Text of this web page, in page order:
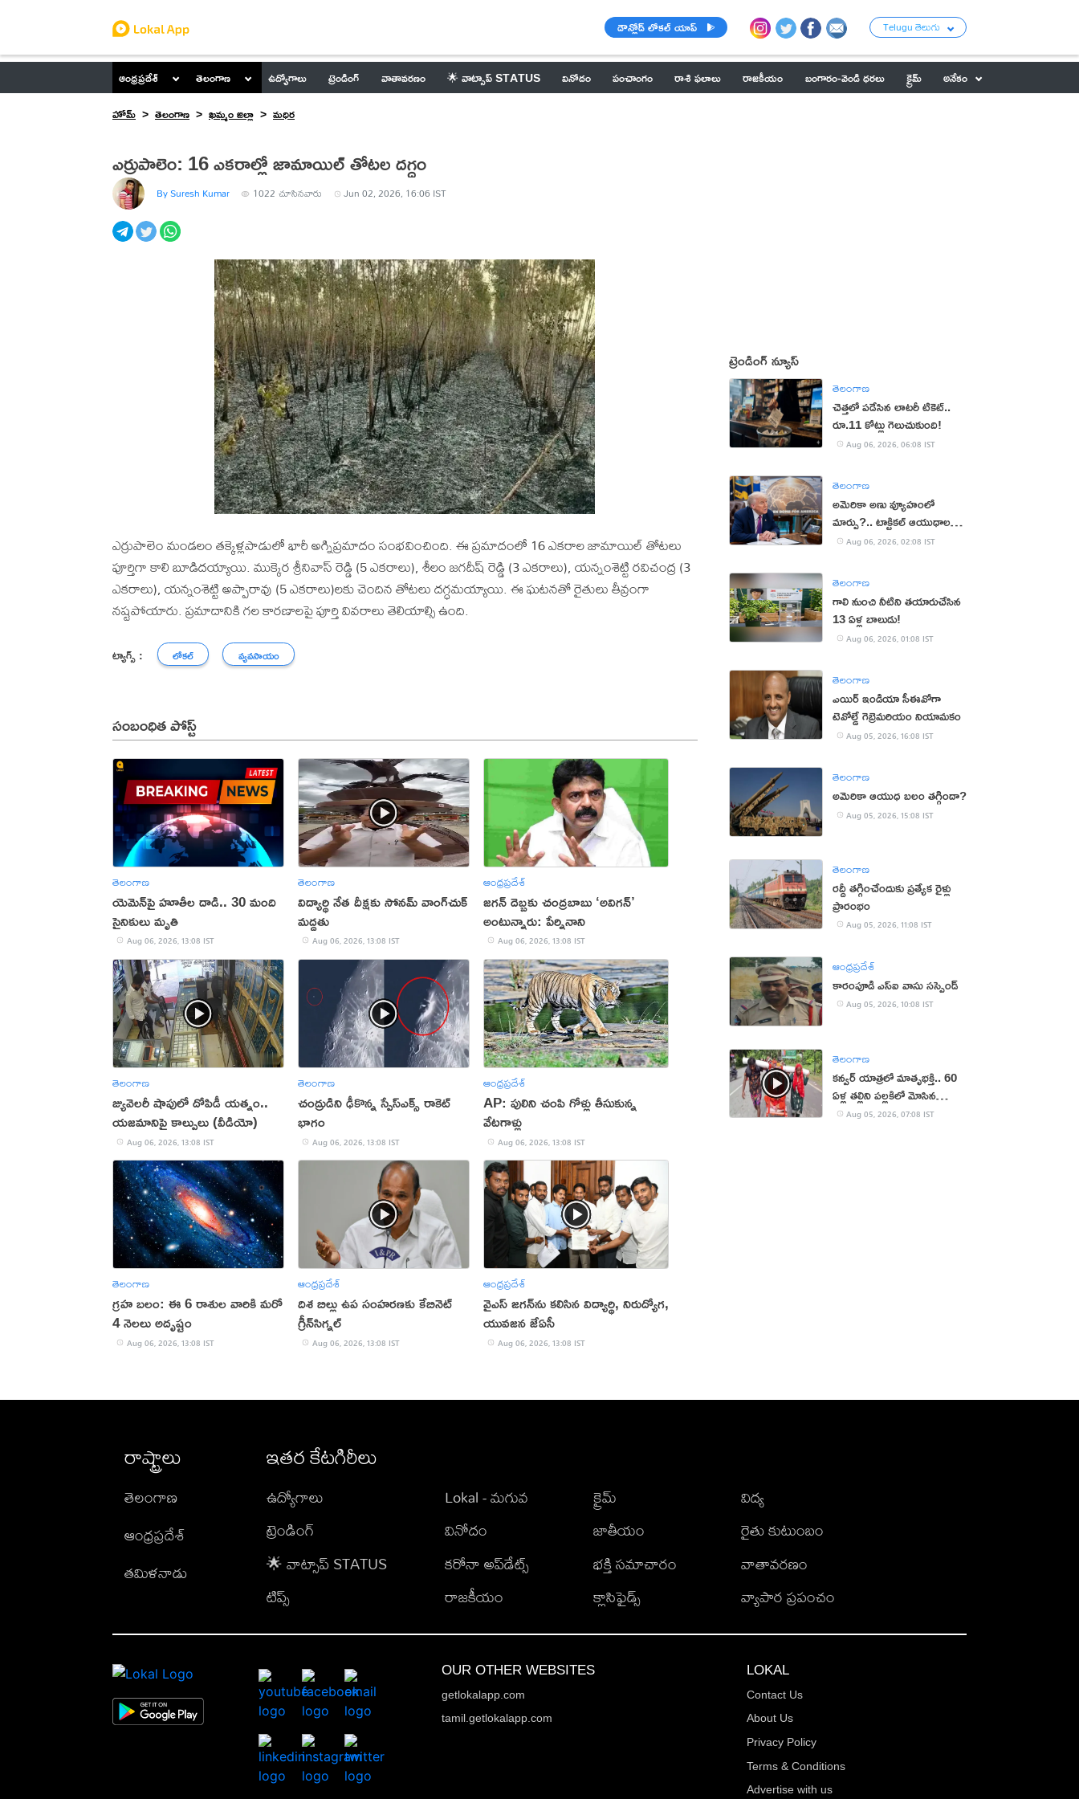
డౌన్లోడ్ లోకల్ యాప్ Telugu తెలుగు
ఆంధ్రప్రదేశ్ తెలంగాణ ఉద్యోగాలు ట్రెండింగ్ వాతావరణం 🌟 వాట్సాప్ STATUS వినోదం పంచాంగం రాశి ఫలాలు రాజకీయం బంగారం-వెండి ధరలు క్రైమ్
అనేకం
హోమ్
తెలంగాణ ఖమ్మం జిల్లా మధిర
ఎర్రుపాలెం: 16 ఎకరాల్లో జామాయిల్ తోటల దగ్ధం
By Suresh Kumar 1022 చూసినవారు Jun 02, 2026, 16:06 IST
ఎర్రుపాలెం మండలం తక్కెళ్లపాడులో భారీ అగ్నిప్రమాదం సంభవించింది. ఈ ప్రమాదంలో 16 ఎకరాల జామాయిల్ తోటలు
పూర్తిగా కాలి బూడిదయ్యాయి. ముక్కెర శ్రీనివాస్ రెడ్డి (5 ఎకరాలు), శీలం జగదీష్ రెడ్డి (3 ఎకరాలు), యన్నంశెట్టి రవిచంద్ర (3
ఎకరాలు), యన్నంశెట్టి అప్పారావు (5 ఎకరాలు)లకు చెందిన తోటలు దగ్ధమయ్యాయి. ఈ ఘటనతో రైతులు తీవ్రంగా
నష్టపోయారు. ప్రమాదానికి గల కారణాలపై పూర్తి వివరాలు తెలియాల్సి ఉంది.
ట్యాగ్స్ : లోకల్ వ్యవసాయం
సంబంధిత పోస్ట్
తెలంగాణ
యెమెన్‌పై హూతీల దాడి.. 30 మంది
సైనికులు మృతి
Aug 06, 2026, 13:08 IST
తెలంగాణ
విద్యార్థి నేత దీక్షకు సోనమ్ వాంగ్‌చుక్
మద్దతు
Aug 06, 2026, 13:08 IST
ఆంధ్రప్రదేశ్
జగన్ దెబ్బకు చంద్రబాబు ‘అవిగన్’
అంటున్నారు: పేర్నినాని
Aug 06, 2026, 13:08 IST
తెలంగాణ
జ్యువెలరీ షాపులో దోపిడీ యత్నం..
యజమానిపై కాల్పులు (వీడియో)
Aug 06, 2026, 13:08 IST
తెలంగాణ
చంద్రుడిని ఢీకొన్న స్పేస్‌ఎక్స్ రాకెట్
భాగం
Aug 06, 2026, 13:08 IST
ఆంధ్రప్రదేశ్
AP: పులిని చంపి గోళ్లు తీసుకున్న
వేటగాళ్లు
Aug 06, 2026, 13:08 IST
తెలంగాణ
గ్రహ బలం: ఈ 6 రాశుల వారికి మరో
4 నెలలు అదృష్టం
Aug 06, 2026, 13:08 IST
ఆంధ్రప్రదేశ్
దిశ బిల్లు ఉప సంహ‌ర‌ణ‌కు కేబినెట్
గ్రీన్‌సిగ్న‌ల్‌
Aug 06, 2026, 13:08 IST
ఆంధ్రప్రదేశ్
వైఎస్‌ జగన్‌ను కలిసిన విద్యార్థి, నిరుద్యోగ,
యువజన జేఏసీ
Aug 06, 2026, 13:08 IST
ట్రెండింగ్ న్యూస్
తెలంగాణ
చెత్తలో పడేసిన లాటరీ టికెట్..
రూ.11 కోట్లు గెలుచుకుంది!
Aug 06, 2026, 06:08 IST
తెలంగాణ
అమెరికా అణు వ్యూహంలో
మార్పు?.. టాక్టికల్ ఆయుధాలకు
ప్రాధాన్యం!
Aug 06, 2026, 02:08 IST
తెలంగాణ
గాలి నుంచి నీటిని తయారుచేసిన
13 ఏళ్ల బాలుడు!
Aug 06, 2026, 01:08 IST
తెలంగాణ
ఎయిర్ ఇండియా సీఈవోగా
టెవోల్డే గెబ్రెమరియం నియామకం
Aug 05, 2026, 16:08 IST
తెలంగాణ
అమెరికా ఆయుధ బలం తగ్గిందా?
Aug 05, 2026, 15:08 IST
తెలంగాణ
రద్దీ తగ్గించేందుకు ప్రత్యేక రైళ్లు
ప్రారంభం
Aug 05, 2026, 11:08 IST
ఆంధ్రప్రదేశ్
కారంపూడి ఎస్ఐ వాసు స‌స్పెండ్‌
Aug 05, 2026, 10:08 IST
తెలంగాణ
కన్వర్ యాత్రలో మాతృభక్తి.. 60
ఏళ్ల తల్లిని పల్లకిలో మోసిన
కొడుకు, కోడలు!
Aug 05, 2026, 07:08 IST
రాష్ట్రాలు
తెలంగాణ
ఆంధ్రప్రదేశ్
తమిళనాడు
ఇతర కేటగిరీలు
ఉద్యోగాలు
ట్రెండింగ్
🌟 వాట్సాప్ STATUS
టిప్స్
Lokal - మగువ
వినోదం
కరోనా అప్‌డేట్స్
రాజకీయం
క్రైమ్
జాతీయం
భక్తి సమాచారం
క్లాసిఫైడ్స్
విద్య
రైతు కుటుంబం
వాతావరణం
వ్యాపార ప్రపంచం
OUR OTHER WEBSITES
getlokalapp.com
tamil.getlokalapp.com
LOKAL
Contact Us
About Us
Privacy Policy
Terms & Conditions
Advertise with us